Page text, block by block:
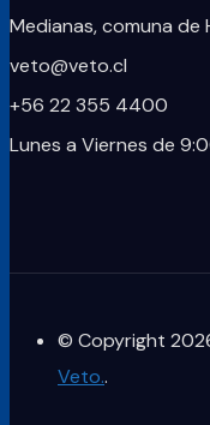
Medianas, comuna de
veto@veto.cl
+56 22 355 4400
Lunes a Viernes de
© Copyright
Veto..